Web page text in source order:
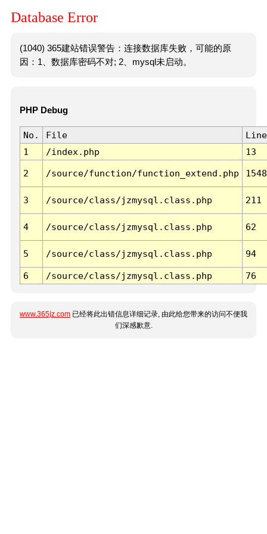
Database Error
(1040) 365建站错误警告：连接数据库失败，可能的原
因：1、数据库密码不对; 2、mysql未启动。
PHP Debug
No. File
Line
1
/index.php 13
2 /source/function/function_extend.php 1548
3 /source/class/jzmysql.class.php 211
4 /source/class/jzmysql.class.php 62
5 /source/class/jzmysql.class.php 94
6 /source/class/jzmysql.class.php 76
www.365jz.com 已经将此出错信息详细记录, 由此给您带来的访问不便我
们深感歉意.